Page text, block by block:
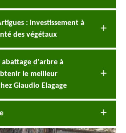
: investissement à
des végétaux
abattage d'arbre à
le meilleur
Glaudio Elagage